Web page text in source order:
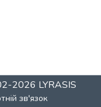
2026 LYRASIS
зв'язок